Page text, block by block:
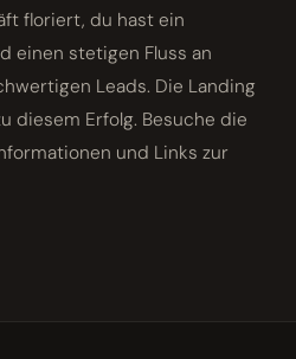
floriert, du hast ein
einen stetigen Fluss an
Leads. Die Landing
diesem Erfolg. Besuche die
und Links zur